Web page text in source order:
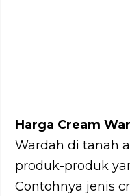
Harga Cream
Wardah di tanah
produk-produk
Contohnya jenis